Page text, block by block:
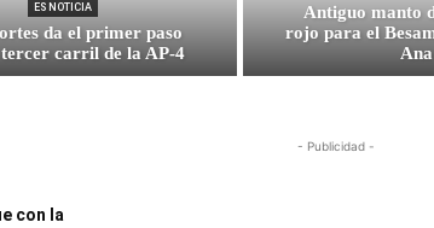
ES NOTICIA
da el primer paso
carril de la AP-4
Antiguo manto
rojo para el
Ana
con la
- Publicidad -